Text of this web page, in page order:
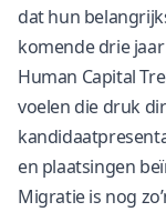
dat hun
komende drie
Human Capital
voelen die druk
en plaatsingen
Migratie is nog